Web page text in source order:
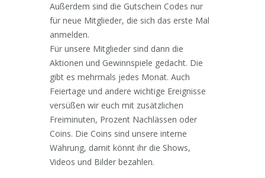
Außerdem sind die Gutschein Codes nur
für neue Mitglieder, die sich das erste Mal
anmelden.
Für unsere Mitglieder sind dann die
Aktionen und Gewinnspiele gedacht. Die
gibt es mehrmals jedes Monat. Auch
Feiertage und andere wichtige Ereignisse
versüßen wir euch mit zusätzlichen
Freiminuten, Prozent Nachlässen oder
Coins. Die Coins sind unsere interne
Währung, damit könnt ihr die Shows,
Videos und Bilder bezahlen.